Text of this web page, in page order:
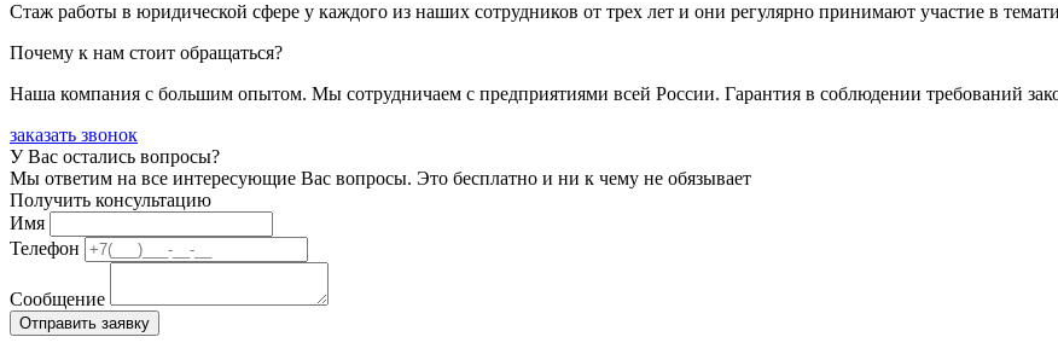
Стаж работы в юридической сфере у каждого из наших сотрудников от трех лет и они регулярно принимают участие в
Почему к нам стоит обращаться?
Наша компания с большим опытом. Мы сотрудничаем с предприятиями всей России. Гарантия в соблюдении требований
заказать звонок
У Вас остались вопросы?
Мы ответим на все интересующие Вас вопросы. Это бесплатно и ни к чему не обязывает
Получить консультацию
Имя
Телефон
Сообщение